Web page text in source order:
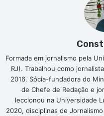
Formada em jornalismo pela
RJ). Trabalhou como
2016. Sócia-fundadora do
de Chefe de Redação e
leccionou na Universidade
2020, disciplinas de